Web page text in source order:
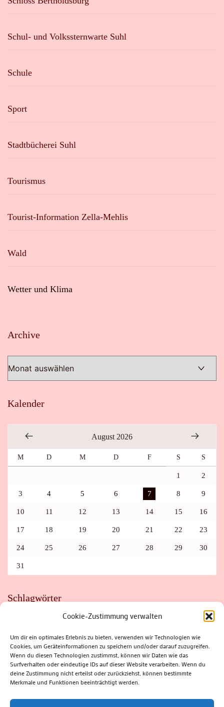
Cookie-Zustimmung verwalten
Um dir ein optimales Erlebnis zu bieten, verwenden wir Technologien wie
Cookies, um Geräteinformationen zu speichern und/oder darauf zuzugreifen.
Wenn du diesen Technologien zustimmst, können wir Daten wie das
Surfverhalten oder eindeutige IDs auf dieser Website verarbeiten. Wenn du
deine Zustimmung nicht erteilst oder zurückziehst, können bestimmte
Merkmale und Funktionen beeinträchtigt werden.
Schul- und Volkssternwarte Suhl
Schule
Sport
Stadtbücherei Suhl
Tourismus
Tourist-Information Zella-Mehlis
Wald
Wetter und Klima
Archive
Kalender
August 2026
M D M D F S S
1 2
3 4 5 6 7 8 9
10 11 12 13 14 15 16
17 18 19 20 21 22 23
24 25 26 27 28 29 30
31
Schlagwörter
FAHRRAD
FLOHMARKT FOLK GEWINNSPIEL
HITZE
HITZEFALLE AUTO
IRISH DANCE JAZZ
KABARETT
KINDER
KIRMES KLASSIK
KLEINE SUHLER REIHE
KRIMI
KULTUR LESUNG LOTTO
MEININGEN
PARASITEN
PILZE SCHLEUSINGEN
SCHULWEG
SOMMERFERIEN
SPORT SRH
STADTFEST
STADTMARKETING
STRASSENSPERRUNG
SUHL
SUHLER FRÜHLING
SUHLER STADTMARKETING
THÜRINGER WALD
ZELLA-MEHLIS